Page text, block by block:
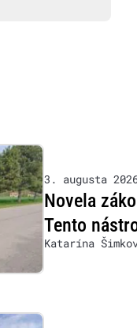
3. augusta
Novela
Tento
Katarína